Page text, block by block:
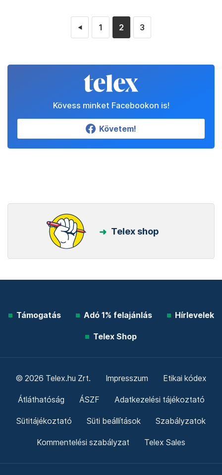
◄ 1 2 3
Kövess minket Facebookon is!
Követem!
Telex shop
Támogatás Adó 1% felajánlás Hírlevelek
Telex Shop
© 2026 Telex.hu Zrt. Impresszum Etikai kódex
Átláthatóság ÁSZF Adatkezelési tájékoztató
Sütitájékoztató Süti beállítások Szabályzatok
Kommentelési szabályzat Telex Sales